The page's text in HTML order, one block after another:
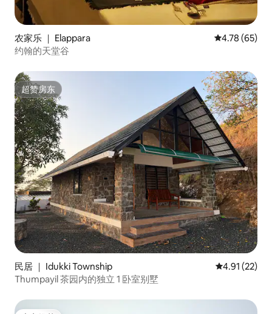
农家乐 ｜ Elappara 平均评分
4.78 (65)
约翰的天堂谷
超赞房东
超赞房东
民居 ｜ Idukki Township 平均评分
4.91 (22)
Thumpayil 茶园内的独立 1 卧室别墅